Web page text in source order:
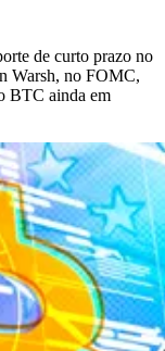
de curto prazo no
Warsh, no FOMC,
BTC ainda em